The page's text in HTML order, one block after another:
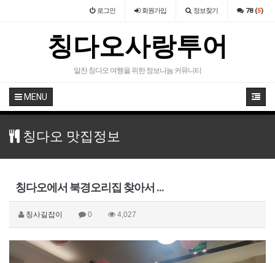
로그인 회원가입 정보찾기 78 (5)
칭다오사랑투어
알찬 칭다오 여행을 위한 정보나눔 커뮤니티
MENU
칭다오 맛집정보
칭다오에서 북경오리집 찾아서 ...
칭사길잡이 0 4,027